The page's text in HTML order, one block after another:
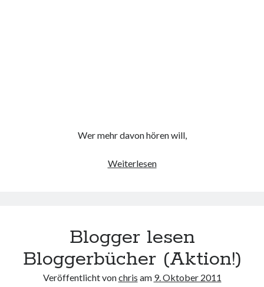
RSS Feed
Arduino und BME 280
Wer mehr davon hören will,
WeiterlesenUpdate
Blogger lesen
Bloggerbücher (Aktion!)
Veröffentlicht vonchris am 9. Oktober 2011